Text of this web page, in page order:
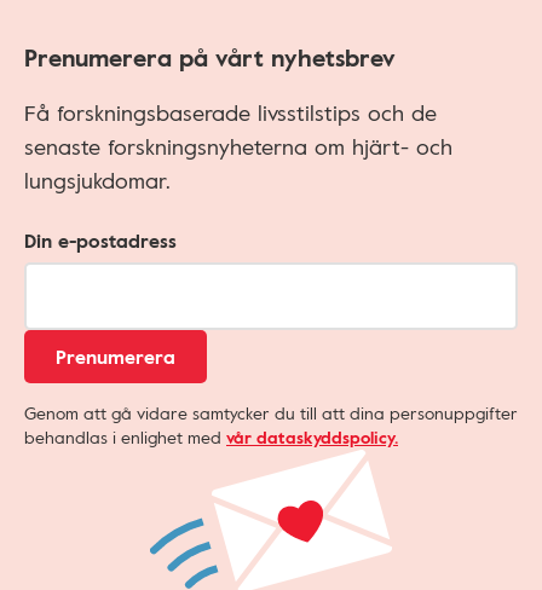
Prenumerera på vårt nyhetsbrev
Få forskningsbaserade livsstilstips och de
senaste forskningsnyheterna om hjärt- och
lungsjukdomar.
Din e-postadress
Prenumerera
Genom att gå vidare samtycker du till att dina personuppgifter
behandlas i enlighet med vår dataskyddspolicy.